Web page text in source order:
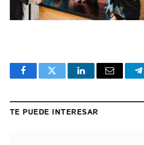
FacebookTwitter LinkedInEmail
TE PUEDE INTERESAR